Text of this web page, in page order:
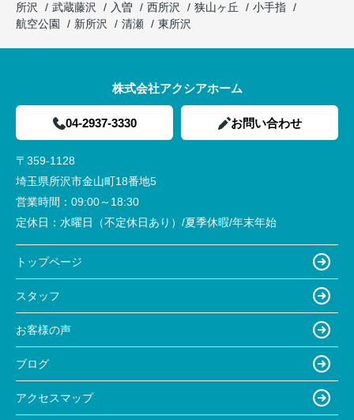
所沢
武蔵藤沢 入曽 西所沢 狭山ヶ丘
小手指
航空公園
新所沢 清瀬 東所沢
株式会社アクシアホーム
04-2937-3330 お問い合わせ
〒359-1128
埼玉県所沢市金山町18番地5
営業時間： 09:00～18:30
定休日： 水曜日（不定休日あり）/夏季休暇/年末年始
トップページ
スタッフ
お客様の声
ブログ
アクセスマップ